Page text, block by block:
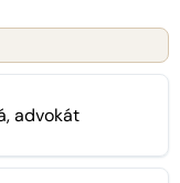
advokát